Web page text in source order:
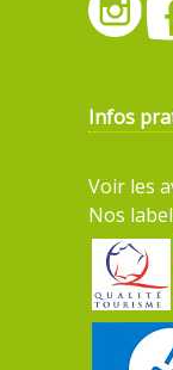
Infos
Voir les
Nos